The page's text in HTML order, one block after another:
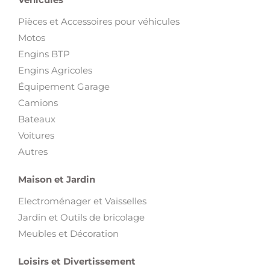
Pièces et Accessoires pour véhicules
Motos
Engins BTP
Engins Agricoles
Équipement Garage
Camions
Bateaux
Voitures
Autres
Maison et Jardin
Electroménager et Vaisselles
Jardin et Outils de bricolage
Meubles et Décoration
Loisirs et Divertissement